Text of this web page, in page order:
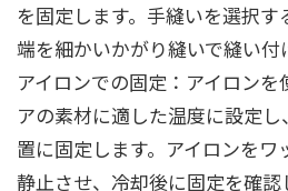
を固定します。手縫いを選択
端を細かいかがり縫いで縫い付
アイロンでの固定：アイロン
アの素材に適した温度に設定
置に固定します。アイロンをワ
静止させ、冷却後に固定を確認